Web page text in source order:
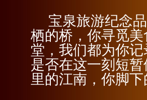
宝泉旅游纪念品
栖的桥，你寻觅
堂，我们都为你
是否在这一刻短
里的江南，你脚